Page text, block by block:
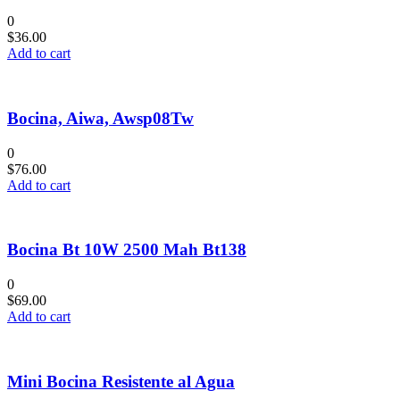
0
$36.00
Add to cart
Bocina, Aiwa, Awsp08Tw
0
$76.00
Add to cart
Bocina Bt 10W 2500 Mah Bt138
0
$69.00
Add to cart
Mini Bocina Resistente al Agua